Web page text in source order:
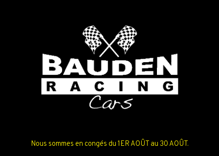
Nous sommes en congés du 1ER AOÛT au 30 AOÛT.